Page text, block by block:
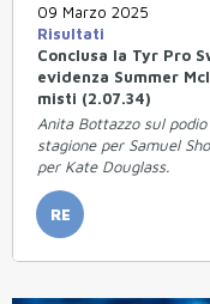
09 Marzo 2025
Risultati
Conclusa la Tyr Pro
evidenza Summer
misti (2.07.34)
Anita Bottazzo sul
stagione per Samuel
per Kate Douglass.
RE